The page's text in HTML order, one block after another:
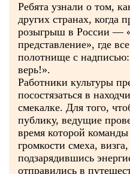
Ребята узнали о том,
других странах, когда
розыгрыш в России —
представление», где
полотнище с
верь!».
Работники культуры
посостязаться в
смекалке. Для того,
публику, ведущие
время которой команды
громкости смеха,
подзарядившись
отправились в